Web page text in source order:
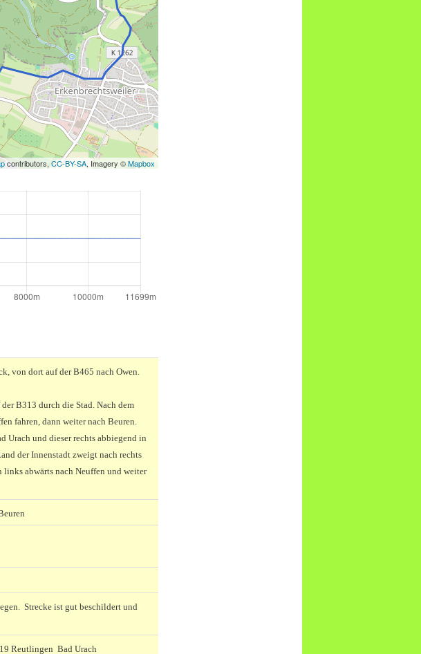
contributors,CC-BY-SA, Imagery ©Mapbox
von dort auf der B465 nach Owen.
B313 durch die Stad. Nach dem
fahren, dann weiter nach Beuren.
Urach und dieser rechts abbiegend in
der Innenstadt zweigt nach rechts
links abwärts nach Neuffen und weiter
Strecke ist gut beschildert und
Reutlingen Bad Urach